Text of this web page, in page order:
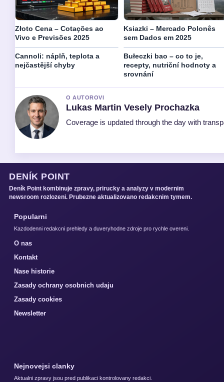
Złoto Cena – Cotações ao
Vivo e Previsões 2025
Ksiazki – Mercado Polonês
sem Dados em 2025
Cannoli: náplň, teplota a
nejčastější chyby
Bułeczki bao – co to je,
recepty, nutriční hodnoty a
srovnání
O AUTOROVI
Lukas Martin Vesely Prochazka
Coverage is updated through the day with
DENÍK POINT
Deník Point kombinuje zpravy, prirucky a analyzy v modernim
newsroom rozlozeni. Prubezne aktualizovano redakcnim tymem.
Popularni
Kazdodenni redakcni prehledy a duveryhodne zdroje pro rychle overeni.
O nas
Kontakt
Nase historie
Zasady ochrany osobnich udaju
Zasady cookies
Newsletter
Nejnovejsi clanky
Aktualni zpravy jsou pred publikaci kontrolovany redakci.